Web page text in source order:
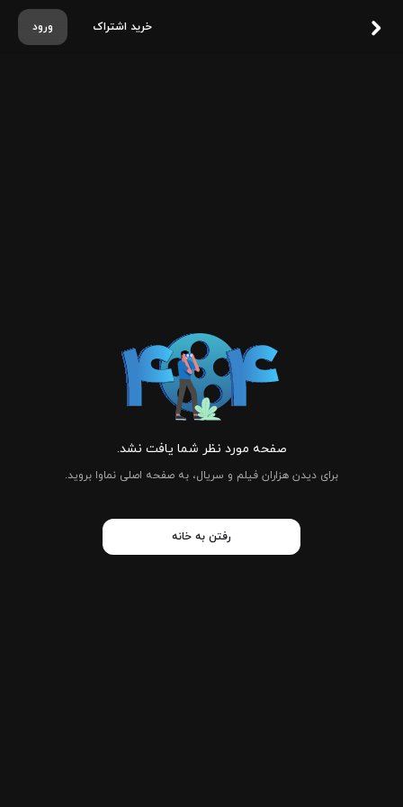
ورود خرید اشتراک
صفحه مورد نظر شما یافت نشد.
برای دیدن هزاران فیلم و سریال، به صفحه اصلی نماوا بروید.
رفتن به خانه